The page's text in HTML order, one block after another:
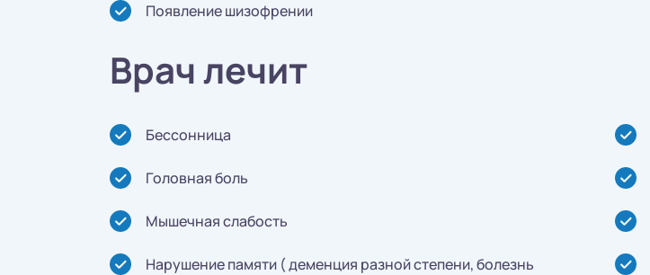
Появление шизофрении
Врач лечит
Бессонница
Головная боль
Мышечная слабость
Нарушение памяти ( деменция разной степени, болезнь